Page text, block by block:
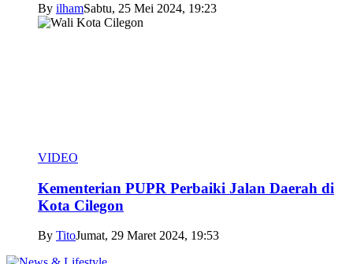
By ilhamSabtu, 25 Mei 2024, 19:23
VIDEO
Kementerian PUPR Perbaiki Jalan Daerah di
Kota Cilegon
By TitoJumat, 29 Maret 2024, 19:53